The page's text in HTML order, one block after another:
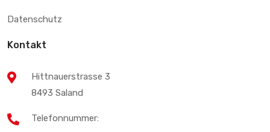
Datenschutz
Kontakt
Hittnauerstrasse 3
8493 Saland
Telefonnummer: